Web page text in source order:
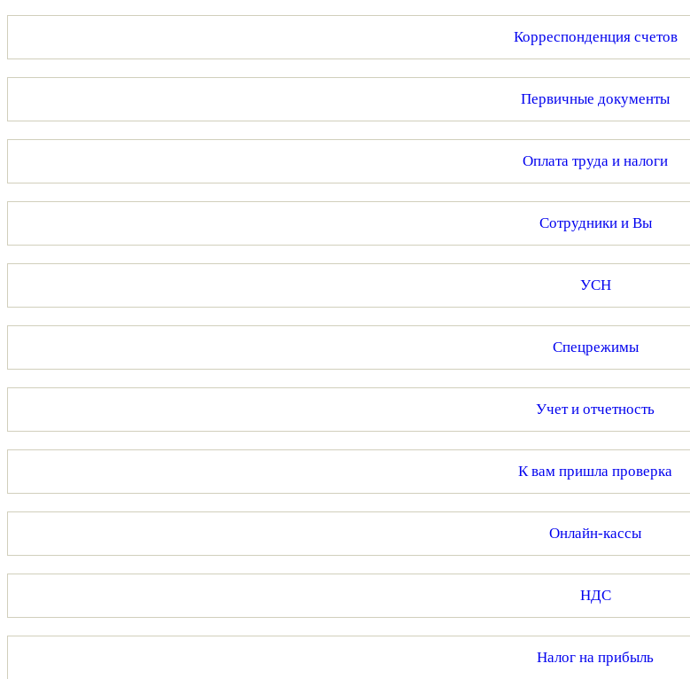
Корреспонденция счетов
Первичные документы
Оплата труда и налоги
Сотрудники и Вы
УСН
Спецрежимы
Учет и отчетность
К вам пришла проверка
Онлайн-кассы
НДС
Налог на прибыль